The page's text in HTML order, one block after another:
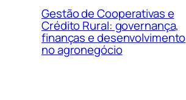
Gestão de Cooperativas e
Crédito Rural: governança,
finanças e desenvolvimento
no agronegócio